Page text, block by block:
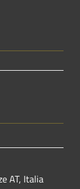
AT, Italia